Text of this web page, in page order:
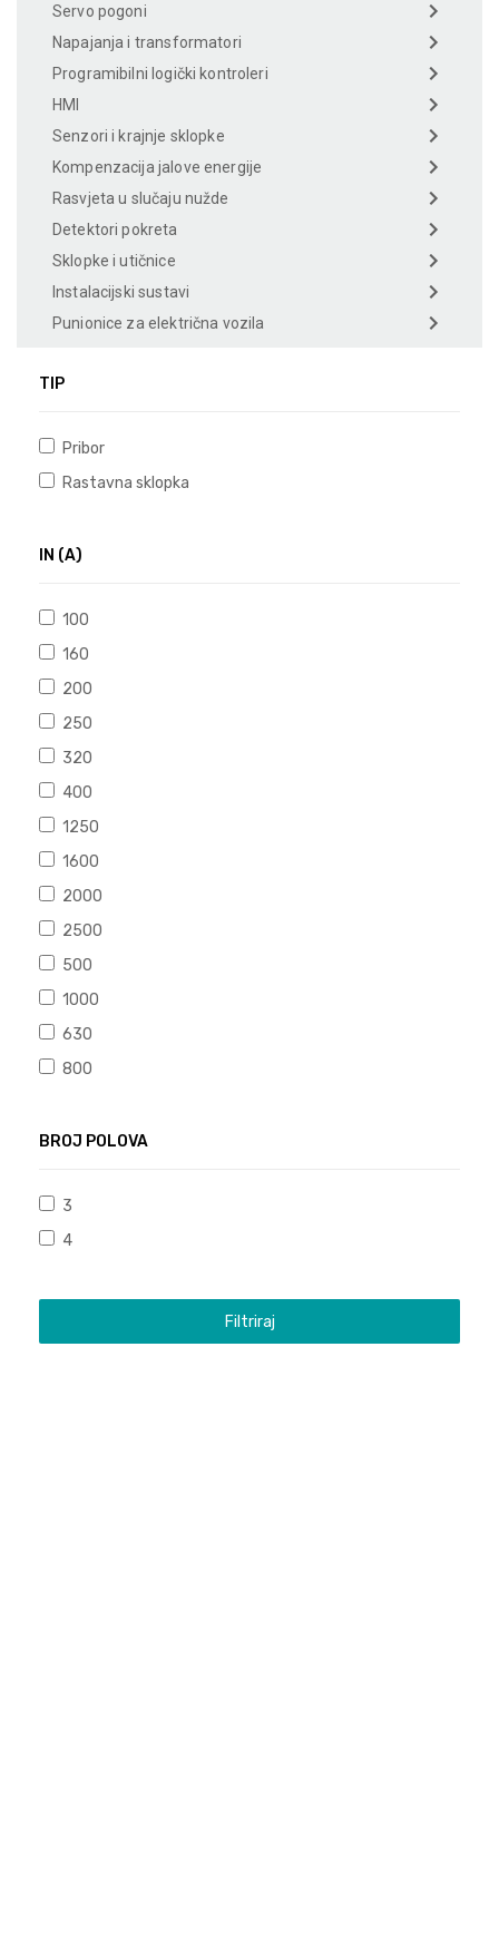
Servo pogoni
Napajanja i transformatori
Programibilni logički kontroleri
HMI
Senzori i krajnje sklopke
Kompenzacija jalove energije
Rasvjeta u slučaju nužde
Detektori pokreta
Sklopke i utičnice
Instalacijski sustavi
Punionice za električna vozila
TIP
Pribor
Rastavna sklopka
IN (A)
100
160
200
250
320
400
1250
1600
2000
2500
500
1000
630
800
BROJ POLOVA
3
4
Filtriraj